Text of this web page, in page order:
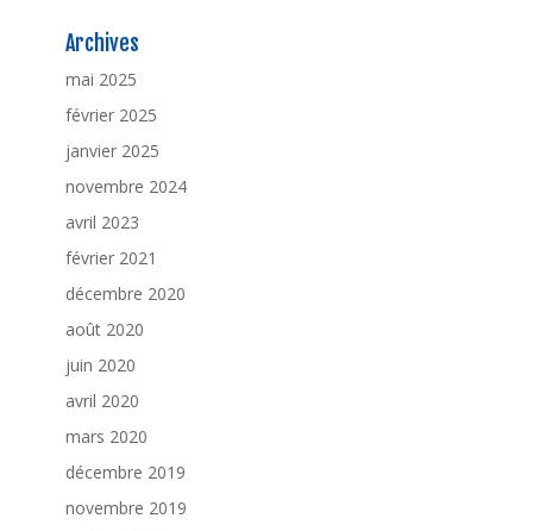
Archives
mai 2025
février 2025
janvier 2025
novembre 2024
avril 2023
février 2021
décembre 2020
août 2020
juin 2020
avril 2020
mars 2020
décembre 2019
novembre 2019